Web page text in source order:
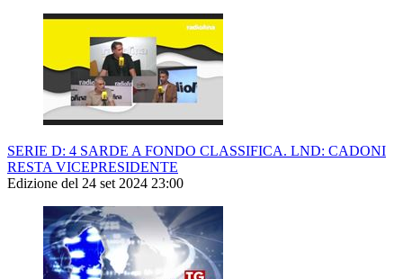
SERIE D: 4 SARDE A FONDO CLASSIFICA. LND: CADONI
RESTA VICEPRESIDENTE
Edizione del 24 set 2024 23:00